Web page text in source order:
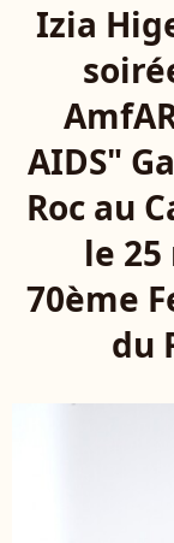
Izia
AIDS"
Roc au
le
70ème
du